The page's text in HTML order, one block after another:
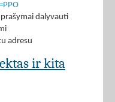
dalyvauti
adresu
ir kita